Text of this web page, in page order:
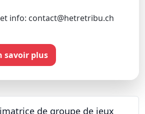
info: contact@hetretribu.ch
savoir plus
de groupe de jeux